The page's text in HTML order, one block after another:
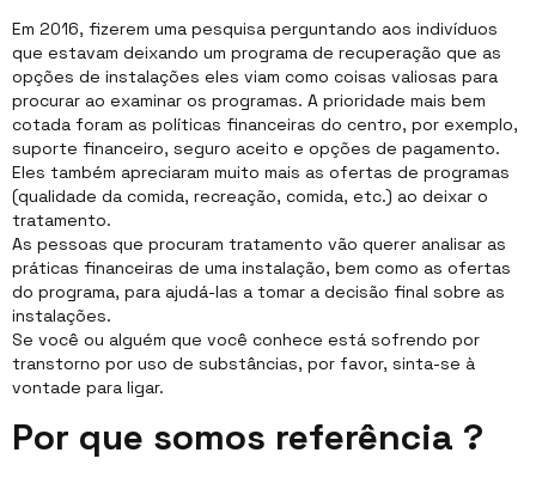
Em 2016, fizerem uma pesquisa perguntando aos indivíduos
que estavam deixando um programa de recuperação que as
opções de instalações eles viam como coisas valiosas para
procurar ao examinar os programas. A prioridade mais bem
cotada foram as políticas financeiras do centro, por exemplo,
suporte financeiro, seguro aceito e opções de pagamento.
Eles também apreciaram muito mais as ofertas de programas
(qualidade da comida, recreação, comida, etc.) ao deixar o
tratamento.
As pessoas que procuram tratamento vão querer analisar as
práticas financeiras de uma instalação, bem como as ofertas
do programa, para ajudá-las a tomar a decisão final sobre as
instalações.
Se você ou alguém que você conhece está sofrendo por
transtorno por uso de substâncias, por favor, sinta-se à
vontade para ligar.
Por que somos referência ?